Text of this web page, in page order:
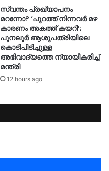
സ്വന്തം പ്രഖ്യാപനം
മറന്നോ? ‘പുറത്ത് നിന്നവർ മഴ
കാരണം അകത്ത് കയറി’;
പുനലൂർ ആശുപത്രിയിലെ
കൊടിപിടിച്ചുള്ള
അഭിവാദ്യത്തെ ന്യായീകരിച്ച്
മന്ത്രി
12 hours ago